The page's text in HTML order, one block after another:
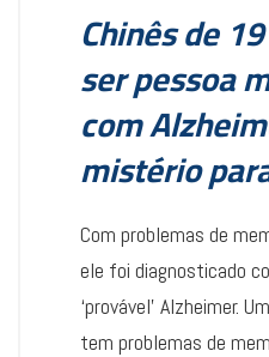
Chinês de
ser pessoa
com
mistério
Com problemas de
ele foi diagnosticado
‘provável’ Alzheimer.
tem problemas de